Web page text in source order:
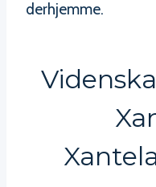
derhjemme.